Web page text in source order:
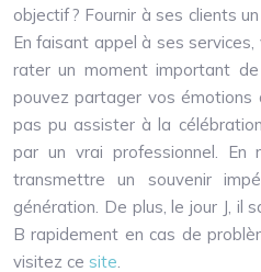
objectif ? Fournir à ses clients
En faisant appel à ses
rater un moment important
pouvez partager vos émotions
pas pu assister à la
par un vrai professionnel. En
transmettre un souvenir
génération. De plus, le jour J, il
B rapidement en cas de
visitez ce site.